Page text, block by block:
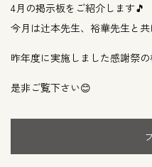
4月の掲示板をご紹介します🎵
今月は辻本先生、裕華先生と共
昨年度に実施しました感謝祭
是非ご覧下さい😊